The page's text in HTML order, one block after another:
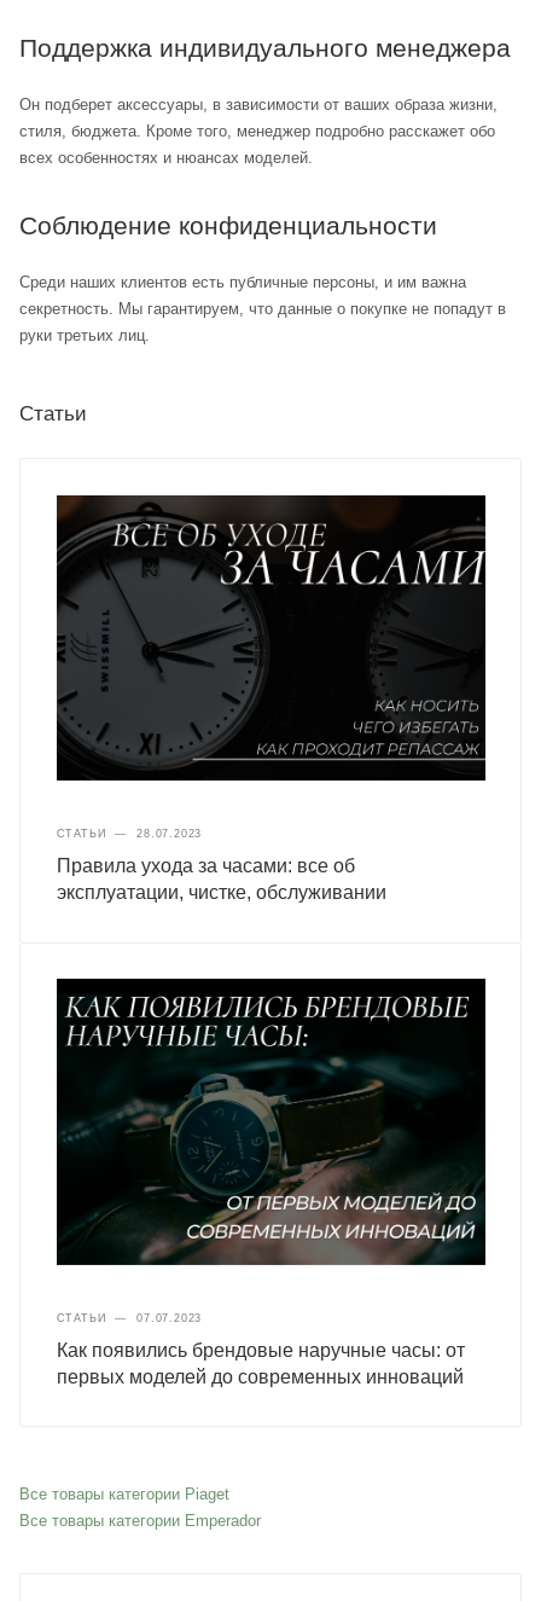
Поддержка индивидуального менеджера
Он подберет аксессуары, в зависимости от ваших образа жизни,
стиля, бюджета. Кроме того, менеджер подробно расскажет обо
всех особенностях и нюансах моделей.
Соблюдение конфиденциальности
Среди наших клиентов есть публичные персоны, и им важна
секретность. Мы гарантируем, что данные о покупке не попадут в
руки третьих лиц.
Статьи
СТАТЬИ — 28.07.2023
Правила ухода за часами: все об
эксплуатации, чистке, обслуживании
СТАТЬИ — 07.07.2023
Как появились брендовые наручные часы: от
первых моделей до современных инноваций
Все товары категории Piaget
Все товары категории Emperador